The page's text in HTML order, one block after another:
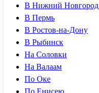
В Нижний Новгород
В Пермь
В Ростов-на-Дону
В Рыбинск
На Соловки
На Валаам
По Оке
По Енисею